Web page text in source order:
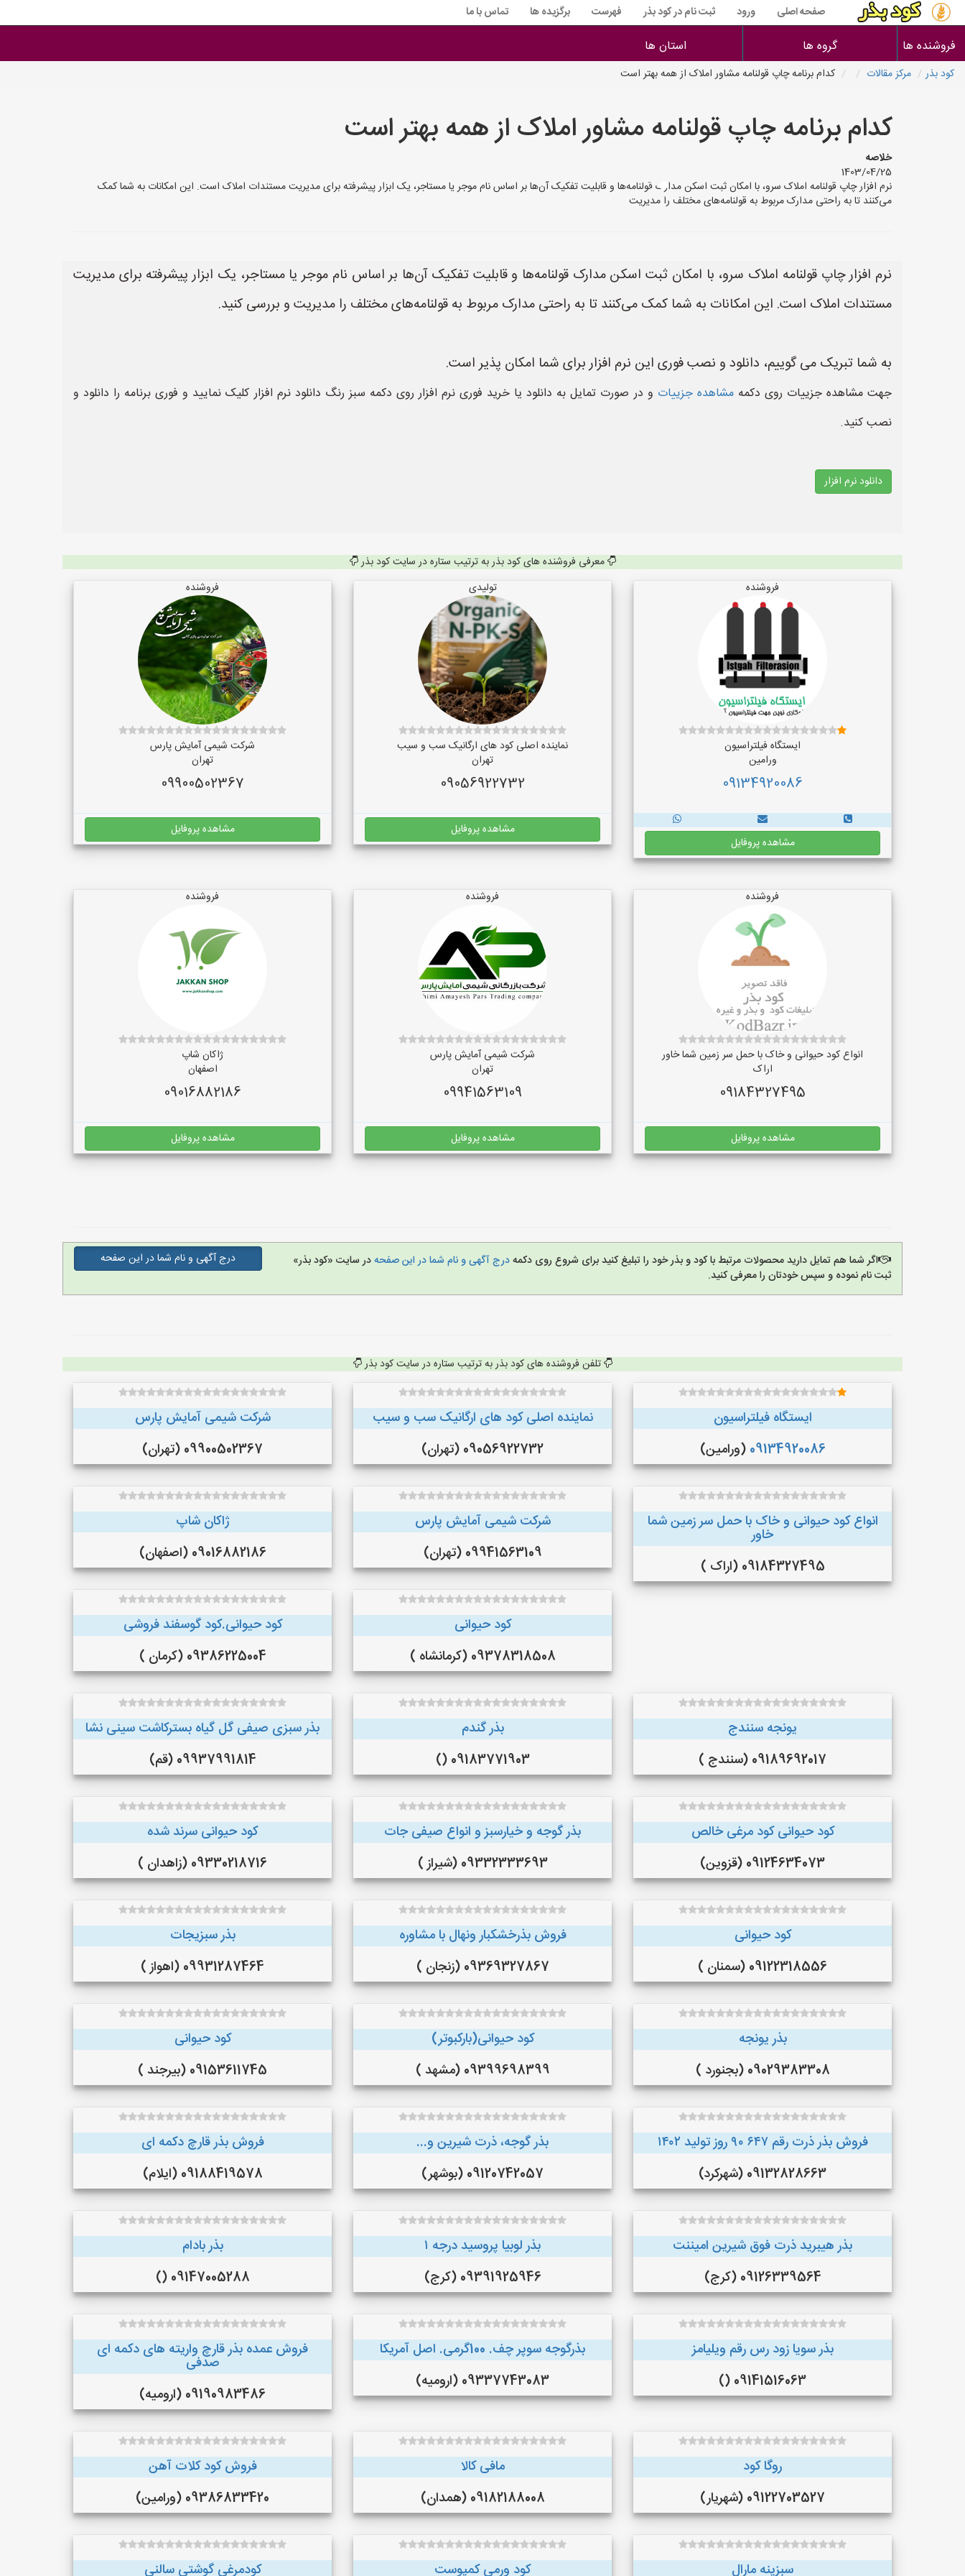
صفحه اصلی ورود ثبت نام در کود بذر فهرست برگزیده ها تماس با ما
فروشنده ها گروه ها استان ها
کود بذر مرکز مقالات کدام برنامه چاپ قولنامه مشاور املاک از همه بهتر است
کدام برنامه چاپ قولنامه مشاور املاک از همه بهتر است
خلاصه
1403/04/25
نرم افزار چاپ قولنامه املاک سرو، با امکان ثبت اسکن مدارک قولنامه‌ها و قابلیت تفکیک آن‌ها بر اساس نام موجر یا مستاجر، یک ابزار پیشرفته برای مدیریت مستندات املاک است. این امکانات به شما کمک
می‌کنند تا به راحتی مدارک مربوط به قولنامه‌های مختلف را مدیریت
نرم افزار چاپ قولنامه املاک سرو، با امکان ثبت اسکن مدارک قولنامه‌ها و قابلیت تفکیک آن‌ها بر اساس نام موجر یا مستاجر، یک ابزار پیشرفته برای مدیریت
مستندات املاک است. این امکانات به شما کمک می‌کنند تا به راحتی مدارک مربوط به قولنامه‌های مختلف را مدیریت و بررسی کنید.
به شما تبریک می گوییم، دانلود و نصب فوری این نرم افزار برای شما امکان پذیر است.
جهت مشاهده جزییات روی دکمهمشاهده جزییات و در صورت تمایل به دانلود یا خرید فوری نرم افزار روی دکمه سبز رنگ دانلود نرم افزار کلیک نمایید و فوری برنامه را دانلود و
نصب کنید.
دانلود نرم افزار
معرفی فروشنده های کود بذر به ترتیب ستاره در سایت کود بذر
فروشنده
ایستگاه فیلتراسیون
ورامین
09134920086
مشاهده پروفایل
تولیدی
نماینده اصلی کود های ارگانیک سب و سیب
تهران
09056922732
مشاهده پروفایل
فروشنده
شرکت شیمی آمایش پارس
تهران
09900502367
مشاهده پروفایل
فروشنده
انواع کود حیوانی و خاک با حمل سر زمین شما خاور
اراک
09184327495
مشاهده پروفایل
فروشنده
شرکت شیمی آمایش پارس
تهران
09941563109
مشاهده پروفایل
فروشنده
ژاکان شاپ
اصفهان
09016882186
مشاهده پروفایل
اگر شما هم تمایل دارید محصولات مرتبط با کود و بذر خود را تبلیغ کنید برای شروع روی دکمهدرج آگهی و نام شما در این صفحهدر سایت «کود بذر»
ثبت نام نموده و سپس خودتان را معرفی کنید.
درج آگهی و نام شما در این صفحه
تلفن فروشنده های کود بذر به ترتیب ستاره در سایت کود بذر
ایستگاه فیلتراسیون
09134920086 (ورامین)
نماینده اصلی کود های ارگانیک سب و سیب
09056922732 (تهران)
شرکت شیمی آمایش پارس
09900502367 (تهران)
انواع کود حیوانی و خاک با حمل سر زمین شما
خاور
09184327495 (اراک )
شرکت شیمی آمایش پارس
09941563109 (تهران)
ژاکان شاپ
09016882186 (اصفهان)
کود حیوانی
09378318508 (کرمانشاه )
کود حیوانی.کود گوسفند فروشی
09386225004 (کرمان )
یونجه سنندج
09189692017 (سنندج )
بذر گندم
09183771903 ()
بذر سبزی صیفی گل گیاه بسترکاشت سینی نشا
09937991814 (قم)
کود حیوانی کود مرغی خالص
09124634073 (قزوین)
بذر گوجه و خیارسبز و انواع صیفی جات
09332333693 (شیراز )
کود حیوانی سرند شده
09330218716 (زاهدان )
کود حیوانی
09122318556 (سمنان )
فروش بذرخشکبار ونهال با مشاوره
09369327867 (زنجان )
بذر سبزیجات
09931287464 (اهواز )
بذر یونجه
09029383308 (بجنورد )
کود حیوانی(بارکبوتر)
09399698399 (مشهد )
کود حیوانی
09153611745 (بیرجند )
فروش بذر ذرت رقم ۶۴۷ ۹۰ روز تولید ۱۴۰۲
09132828663 (شهرکرد)
بذر گوجه، ذرت شیرین و...
09120742057 (بوشهر)
فروش بذر قارچ دکمه ای
09188419578 (ایلام)
بذر هیبرید ذرت فوق شیرین امیننت
09126339564 (کرج)
بذر لوبیا پروسید درجه ۱
09391925946 (کرج)
بذر بادام
09147005288 ()
بذر سویا زود رس رقم ویلیامز
09141516063 ()
بذرگوجه‌ سوپر چف. 100گرمی. اصل آمریکا
09337743083 (ارومیه)
فروش عمده بذر قارچ واریته های دکمه ای
صدفی
09190983486 (ارومیه)
روگا کود
09122703527 (شهریار)
مافی کالا
09182188008 (همدان)
فروش کود کلات آهن
09386833420 (ورامین)
سبزینه مارال کود ورمی کمپوست کودمرغی گوشتی سالنی